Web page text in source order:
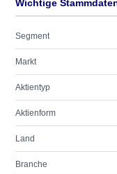
Wichtige
Segment
Markt
Aktientyp
Aktienform
Land
Branche